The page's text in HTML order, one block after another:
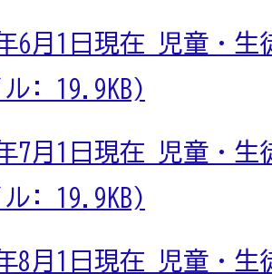
6月1日現在 児童・
ル: 19.9KB)
7月1日現在 児童・
ル: 19.9KB)
8月1日現在 児童・